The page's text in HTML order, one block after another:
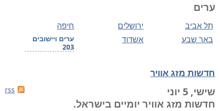
ערים
חיפה ירושלים תל אביב
ערים ויישובים
203
אשדוד באר שבע
חדשות מזג אוויר
rss
שישי, 5 יוני
חדשות מזג אוויר יומיים בישראל.